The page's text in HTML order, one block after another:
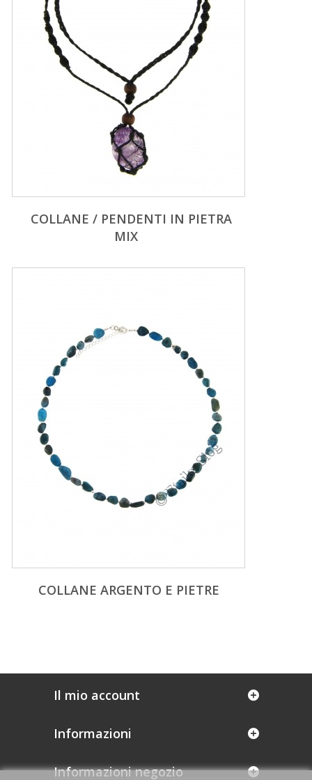
COLLANE / PENDENTI IN PIETRA
MIX
COLLANE ARGENTO E PIETRE
Il mio account
Informazioni
Informazioni negozio